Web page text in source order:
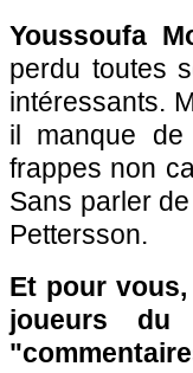
Youssoufa
perdu toutes
intéressants.
il manque
frappes non
Sans parler
Pettersson.
Et pour
joueurs